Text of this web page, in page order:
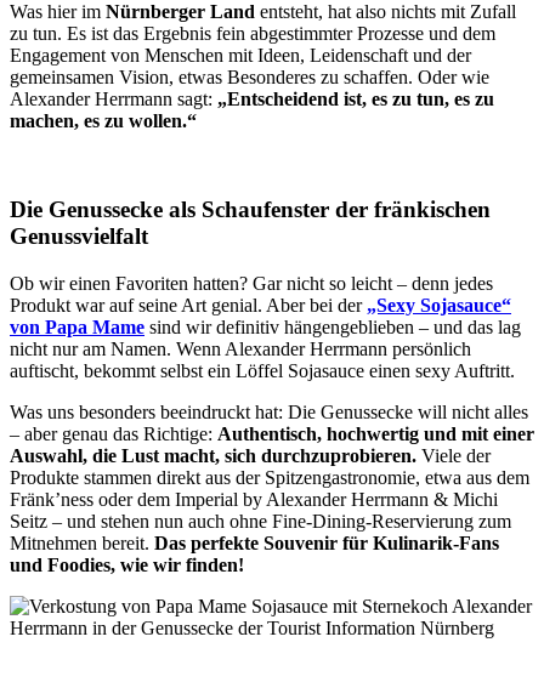
Was hier im Nürnberger Land entsteht, hat also nichts mit Zufall
zu tun. Es ist das Ergebnis fein abgestimmter Prozesse und dem
Engagement von Menschen mit Ideen, Leidenschaft und der
gemeinsamen Vision, etwas Besonderes zu schaffen. Oder wie
Alexander Herrmann sagt: „Entscheidend ist, es zu tun, es zu
machen, es zu wollen.“
Die Genussecke als Schaufenster der fränkischen
Genussvielfalt
Ob wir einen Favoriten hatten? Gar nicht so leicht – denn jedes
Produkt war auf seine Art genial. Aber bei der „Sexy Sojasauce“
von Papa Mame sind wir definitiv hängengeblieben – und das lag
nicht nur am Namen. Wenn Alexander Herrmann persönlich
auftischt, bekommt selbst ein Löffel Sojasauce einen sexy Auftritt.
Was uns besonders beeindruckt hat: Die Genussecke will nicht alles
– aber genau das Richtige: Authentisch, hochwertig und mit einer
Auswahl, die Lust macht, sich durchzuprobieren. Viele der
Produkte stammen direkt aus der Spitzengastronomie, etwa aus dem
Fränk’ness oder dem Imperial by Alexander Herrmann & Michi
Seitz – und stehen nun auch ohne Fine-Dining-Reservierung zum
Mitnehmen bereit. Das perfekte Souvenir für Kulinarik-Fans
und Foodies, wie wir finden!